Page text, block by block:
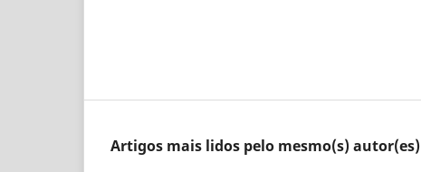
Artigos mais lidos pelo mesmo(s) autor(es)